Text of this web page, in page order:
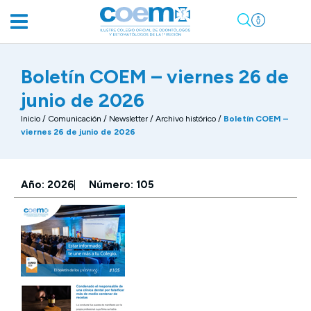
Boletín COEM – viernes 26 de
junio de 2026
Inicio / Comunicación / Newsletter / Archivo histórico / Boletín COEM –
viernes 26 de junio de 2026
Año: 2026 Número: 105